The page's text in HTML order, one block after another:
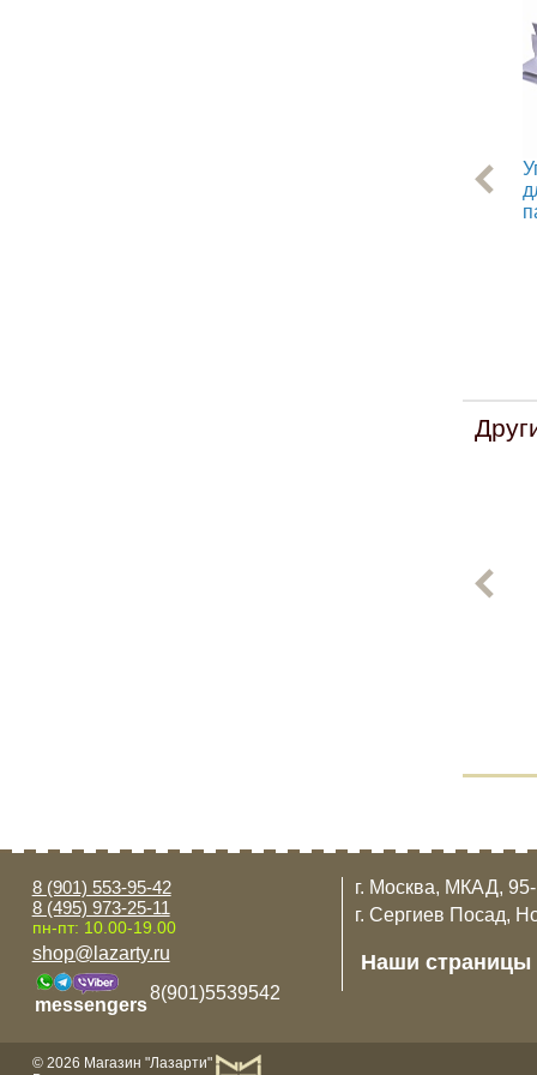
8 (901) 553-95-42
8 (495) 973-25-11
пн-пт: 10.00-19.00
shop@lazarty.ru
messengers
8(901)5539542
г. Москва, МКАД,
г. Сергиев Посад,
Наши
© 2026 Магазин "Лазарти"